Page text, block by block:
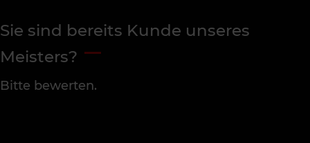
Sie sind bereits Kunde unseres
Meisters?
Bitte bewerten.